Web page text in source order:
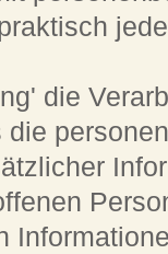
die